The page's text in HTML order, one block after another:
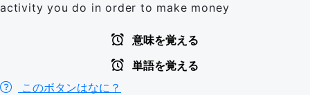
activity you do in order to make money
意味を覚える
単語を覚える
このボタンはなに？